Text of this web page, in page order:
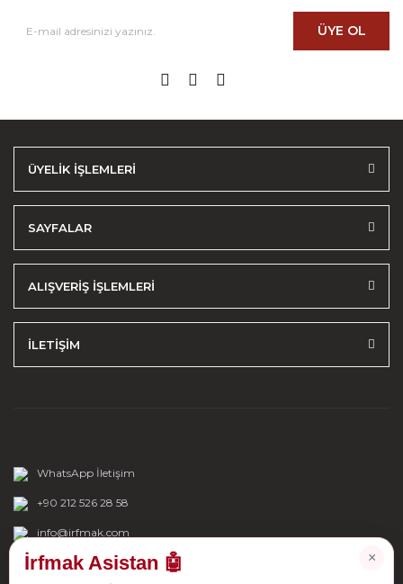
ÜYE OL
ÜYELİK İŞLEMLERİ
SAYFALAR
ALIŞVERİŞ İŞLEMLERİ
İLETİŞİM
WhatsApp İletişim
+90 212 526 28 58
info@irfmak.com
×
İrfmak Asistan 🤖